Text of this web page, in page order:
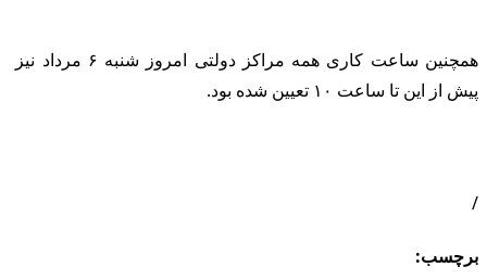
همچنین ساعت کاری همه مراکز دولتی امروز شنبه ۶ مرداد نیز
پیش از این تا ساعت ۱۰ تعیین شده بود.
/
برچسب: